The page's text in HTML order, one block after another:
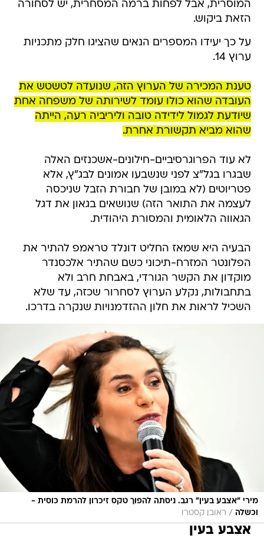
המוסרית, אבל לפחות ברמה המסחרית, יש לסחורה
הזאת ביקוש.
על כך יעידו המספרים הנאים שהציגו חלק מתכניות
ערוץ 14.
טענת המכירה של הערוץ הזה, שנועדה לטשטש את
העובדה שהוא כולו עומד לשירותה של משפחה אחת
שיודעת לגמול לידידה טובה וליריביה רעה, הייתה
שהוא מביא תקשורת אחרת.
לא עוד הפרוגרסיביים-חילונים-אשכנזים האלה
שבגרו בגל"צ לפני שנשבעו אמונים לבג"ץ, אלא
פטריוטים (לא במובן של חבורת הזבל שניכסה
לעצמה את התואר הזה) שנושאים בגאון את דגל
הגאווה הלאומית והמסורת היהודית.
הבעיה היא שמאז החליט דונלד טראמפ להתיר את
הפלונטר המזרח-תיכוני כשם שהתיר אלכסנדר
מוקדון את הקשר הגורדי, באבחת חרב ולא
בתחבולות, נקלע הערוץ לסחרור שכזה, עד שלא
השכיל לראות את חלון ההזדמנויות שנקרה בדרכו.
מירי "אצבע בעין" רגב. ניסתה להפוך טקס זיכרון להרמת כוסית -
וכשלה / ראובן קסטרו
אצבע בעין